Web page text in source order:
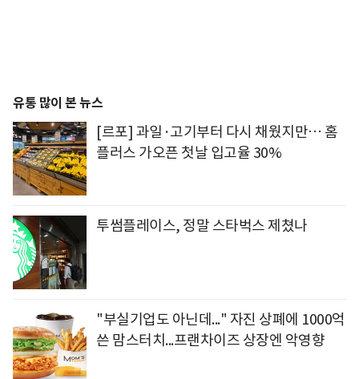
유통 많이 본 뉴스
[르포] 과일·고기부터 다시 채웠지만… 홈
플러스 가오픈 첫날 입고율 30%
투썸플레이스, 정말 스타벅스 제쳤나
"부실기업도 아닌데..." 자진 상폐에 1000억
쓴 맘스터치...프랜차이즈 상장엔 악영향